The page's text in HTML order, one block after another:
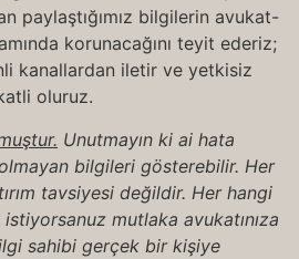
paylaştığımız bilgilerin avukat-
korunacağını teyit ederiz;
kanallardan iletir ve yetkisiz
oluruz.
Unutmayın ki ai hata
bilgileri gösterebilir. Her
tavsiyesi değildir. Her hangi
mutlaka avukatınıza
sahibi gerçek bir kişiye